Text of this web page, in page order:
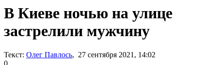
В Киеве ночью на улице
застрелили мужчину
Текст: Олег Павлось, 27 сентября 2021, 14:02
0